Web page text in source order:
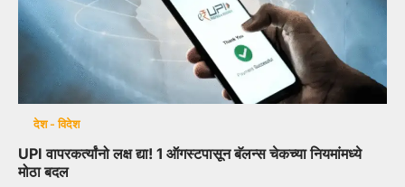
देश - विदेश
UPI वापरकर्त्यांनो लक्ष द्या! 1 ऑगस्टपासून बॅलन्स चेकच्या नियमांमध्ये
मोठा बदल